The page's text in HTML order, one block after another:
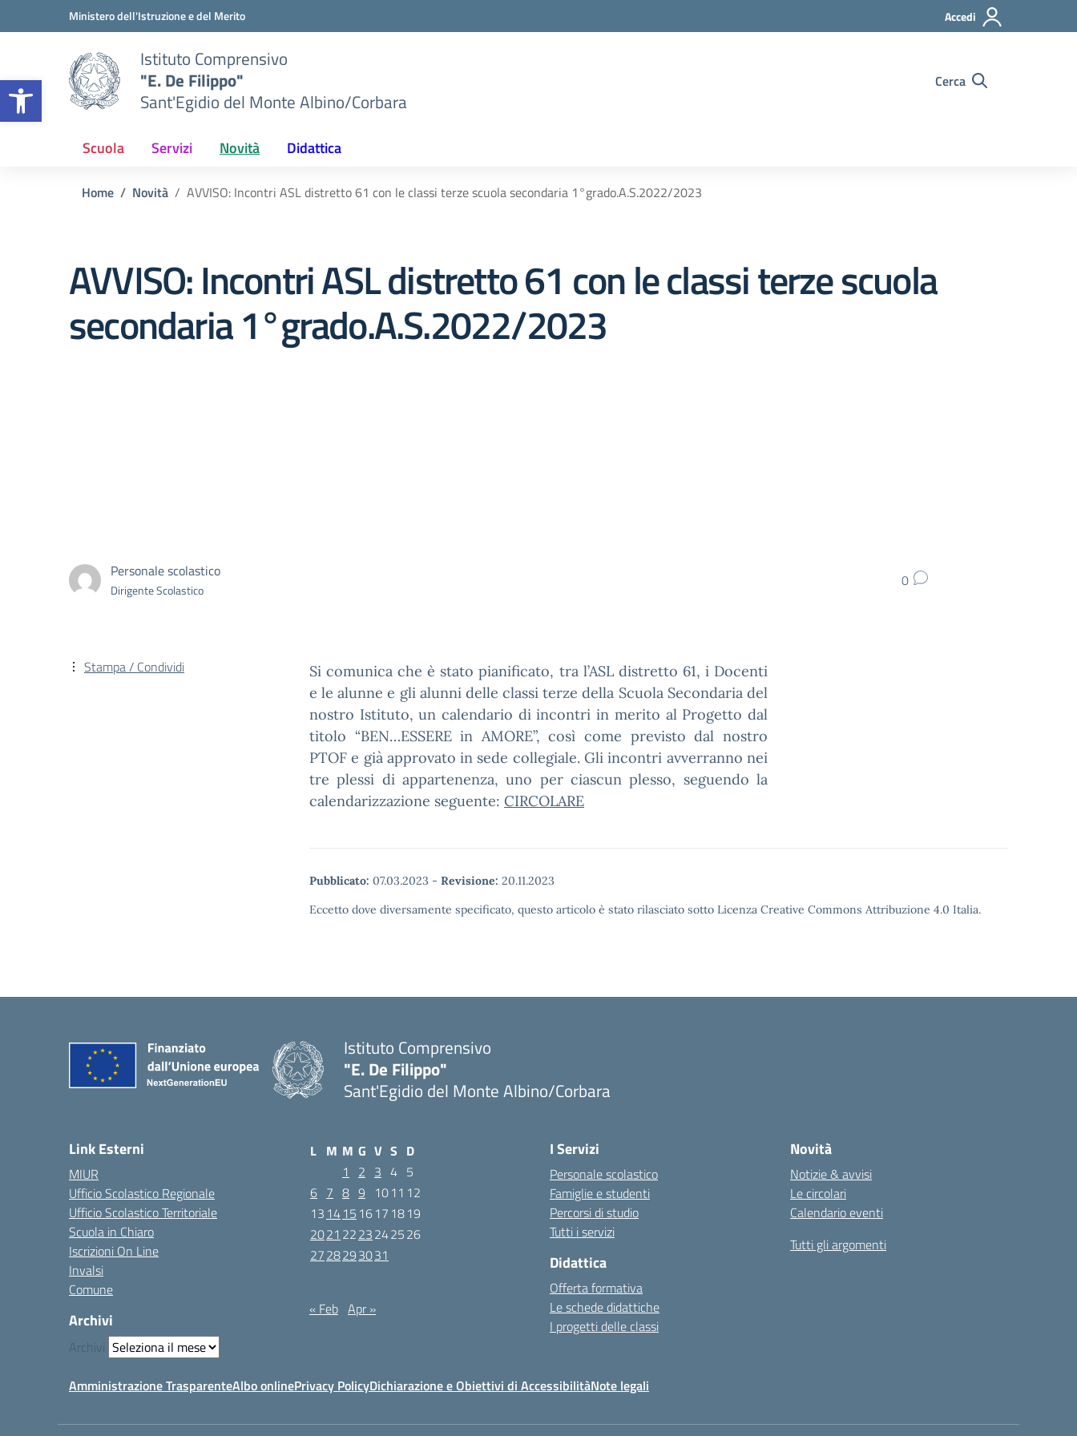
Apri la barra degli strumenti
Vai ai contenuti
Vai al menu di navigazioneMinistero dell'Istruzione e del Merito Accedi
Istituto Comprensivo
"E. De Filippo"
Sant'Egidio del Monte Albino/Corbara
Cerca
Scuola Servizi Novità Didattica
Home Novità AVVISO: Incontri ASL distretto 61 con le classi terze scuola secondaria 1°grado.A.S.2022/2023
AVVISO: Incontri ASL distretto 61 con le classi terze scuola
secondaria 1°grado.A.S.2022/2023
Personale scolastico
Dirigente Scolastico 0
Si comunica che è stato pianificato, tra l’ASL distretto 61, i Docenti
e le alunne e gli alunni delle classi terze della Scuola Secondaria del
nostro Istituto, un calendario di incontri in merito al Progetto dal
titolo “BEN…ESSERE in AMORE”, così come previsto dal nostro
PTOF e già approvato in sede collegiale. Gli incontri avverranno nei
tre plessi di appartenenza, uno per ciascun plesso, seguendo la
calendarizzazione seguente: CIRCOLARE
Pubblicato: 07.03.2023 - Revisione: 20.11.2023
Eccetto dove diversamente specificato, questo articolo è stato rilasciato sotto Licenza Creative Commons Attribuzione 4.0 Italia.
Stampa / Condividi
Istituto Comprensivo
"E. De Filippo"
Sant'Egidio del Monte Albino/Corbara
Link Esterni
MIUR
Ufficio Scolastico Regionale
Ufficio Scolastico Territoriale
Scuola in Chiaro
Iscrizioni On Line
Invalsi
Comune
Archivi
Archivi
L M M G V S D
1
2 3 4 5
6 7 8 9 1011 12
13 1415 1617 1819
2021 2223242526
2728293031
« Feb Apr »
I Servizi
Personale scolastico
Famiglie e studenti
Percorsi di studio
Tutti i servizi
Didattica
Offerta formativa
Le schede didattiche
I progetti delle classi
Novità
Notizie & avvisi
Le circolari
Calendario eventi
Tutti gli argomenti
Amministrazione TrasparenteAlbo onlinePrivacy PolicyDichiarazione e Obiettivi di AccessibilitàNote legali